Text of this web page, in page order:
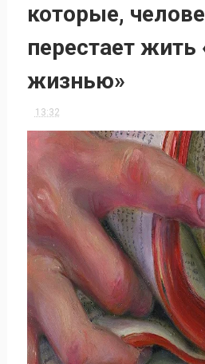
которые,
перестает жить
жизнью»
13:32